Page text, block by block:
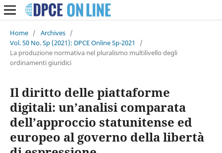
Home / Archives /
Vol. 50 No. Sp (2021): DPCE Online Sp-2021
/
La produzione normativa nel pluralismo multilivello degli
ordinamenti giuridici
Il diritto delle piattaforme
digitali: un’analisi comparata
dell’approccio statunitense ed
europeo al governo della libertà